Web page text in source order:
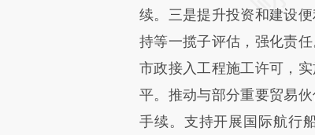
续。三是提升投资和建设
持等一揽子评估，强化责
市政接入工程施工许可，
平。推动与部分重要贸易
手续。支持开展国际航行